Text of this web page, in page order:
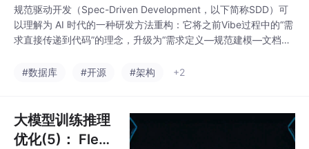
规范驱动开发（Spec-Driven Development，以下简称SDD）可
以理解为 AI 时代的一种研发方法重构：它将之前Vibe过程中的“需
求直接传递到代码”的理念，升级为“需求定义—规范建模—文档沉
在于让结构化、可执行、可验证的规范成为开发过程中的统一依
#数据库 #开源 #架构 +2
大模型训练推理
优化(5)： FlexL